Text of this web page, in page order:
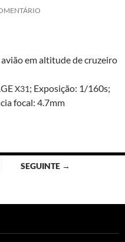
em alti­tude de cruzeiro
X31; Exposição: 1/160s;
focal: 4.7mm
SEGUINTE →